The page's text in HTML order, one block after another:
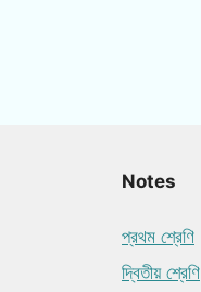
Notes
প্রথম শ্রেণি
দ্বিতীয় শ্রেণি